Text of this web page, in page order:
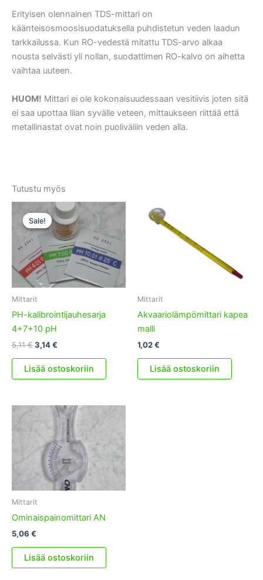
Erityisen olennainen TDS-mittari on
käänteisosmoosisuodatuksella puhdistetun veden laadun
tarkkailussa. Kun RO-vedestä mitattu TDS-arvo alkaa
nousta selvästi yli nollan, suodattimen RO-kalvo on aihetta
vaihtaa uuteen.
HUOM! Mittari ei ole kokonaisuudessaan vesitiivis joten sitä
ei saa upottaa liian syvälle veteen, mittaukseen riittää että
metallinastat ovat noin puoliväliin veden alla.
Tutustu myös
Sale!
Sale!
Mittarit
PH-kalibrointijauhesarja
4+7+10 pH
5,11€Alkuperäinen
oli:
5,11 €.
3,14€
on:
3,14 €.
Lisää ostoskoriin
Mittarit
Akvaariolämpömittari kapea
malli
1,02€
Lisää ostoskoriin
Mittarit
Ominaispainomittari AN
5,06 €
Lisää ostoskoriin